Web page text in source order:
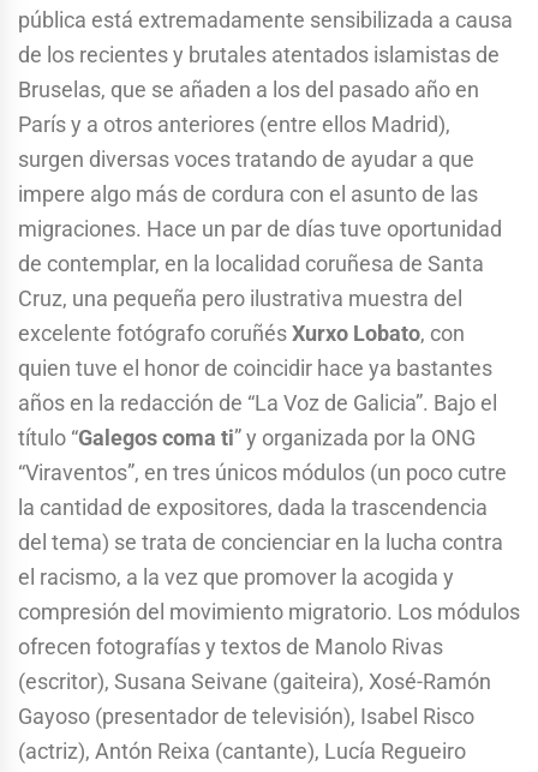
pública está extremadamente sensibilizada a causa
de los recientes y brutales atentados islamistas de
Bruselas, que se añaden a los del pasado año en
París y a otros anteriores (entre ellos Madrid),
surgen diversas voces tratando de ayudar a que
impere algo más de cordura con el asunto de las
migraciones. Hace un par de días tuve oportunidad
de contemplar, en la localidad coruñesa de Santa
Cruz, una pequeña pero ilustrativa muestra del
excelente fotógrafo coruñésXurxo Lobato, con
quien tuve el honor de coincidir hace ya bastantes
años en la redacción de “La Voz de Galicia”. Bajo el
título “Galegos coma ti” y organizada por la ONG
“Viraventos”, en tres únicos módulos (un poco cutre
la cantidad de expositores, dada la trascendencia
del tema) se trata de concienciar en la lucha contra
el racismo, a la vez que promover la acogida y
compresión del movimiento migratorio. Los módulos
ofrecen fotografías y textos de Manolo Rivas
(escritor), Susana Seivane (gaiteira), Xosé-Ramón
Gayoso (presentador de televisión), Isabel Risco
(actriz), Antón Reixa (cantante), Lucía Regueiro